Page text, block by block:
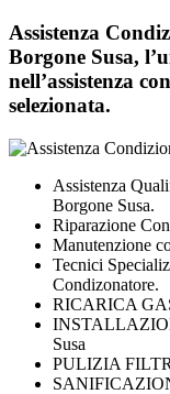
Assistenza
Borgone Susa,
nell’assistenza
selezionata.
Assistenza
Borgone Susa.
Riparazione
Manutenzione
Tecnici
Condizonatore.
RICARICA
Susa
PULIZIA